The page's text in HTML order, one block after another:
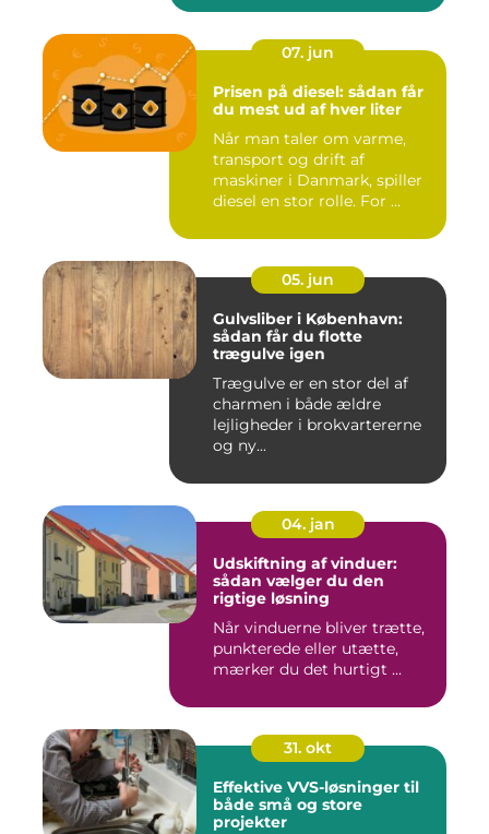
07. jun
Prisen på diesel: sådan får
du mest ud af hver liter
Når man taler om varme,
transport og drift af
maskiner i Danmark, spiller
diesel en stor rolle. For ...
05. jun
Gulvsliber i København:
sådan får du flotte
trægulve igen
Trægulve er en stor del af
charmen i både ældre
lejligheder i brokvartererne
og ny...
04. jan
Udskiftning af vinduer:
sådan vælger du den
rigtige løsning
Når vinduerne bliver trætte,
punkterede eller utætte,
mærker du det hurtigt ...
31. okt
Effektive VVS-løsninger til
både små og store
projekter